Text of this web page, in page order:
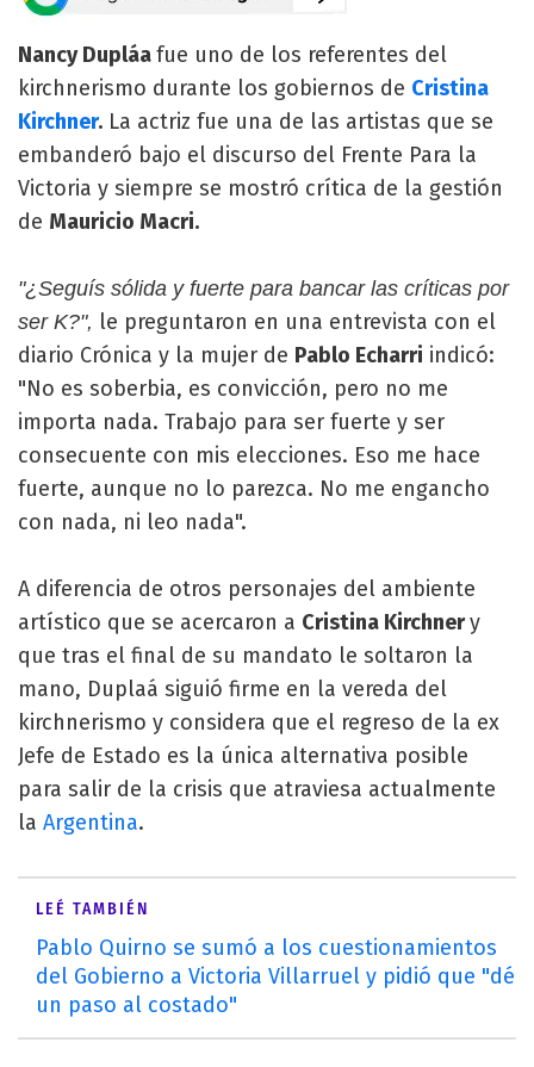
Nancy Dupláafue uno de los referentes del
kirchnerismo durante los gobiernos de Cristina
Kirchner. La actriz fue una de las artistas que se
embanderó bajo el discurso del Frente Para la
Victoria y siempre se mostró crítica de la gestión
de Mauricio Macri.
"¿Seguís sólida y fuerte para bancar las críticas por
ser K?", le preguntaron en una entrevista con el
diario Crónica y la mujer de Pablo Echarri indicó:
"No es soberbia, es convicción, pero no me
importa nada. Trabajo para ser fuerte y ser
consecuente con mis elecciones. Eso me hace
fuerte, aunque no lo parezca. No me engancho
con nada, ni leo nada".
A diferencia de otros personajes del ambiente
artístico que se acercaron a Cristina Kirchnery
que tras el final de su mandato le soltaron la
mano, Duplaá siguió firme en la vereda del
kirchnerismo y considera que el regreso de la ex
Jefe de Estado es la única alternativa posible
para salir de la crisis que atraviesa actualmente
la Argentina.
LEÉ TAMBIÉN
Pablo Quirno se sumó a los cuestionamientos
del Gobierno a Victoria Villarruel y pidió que "dé
un paso al costado"